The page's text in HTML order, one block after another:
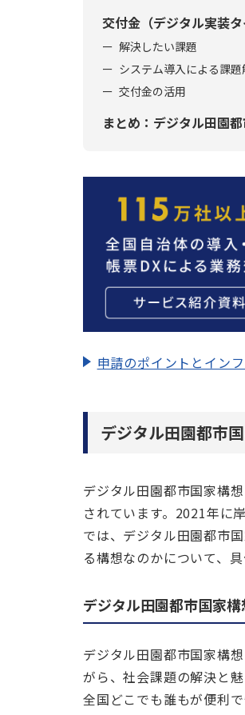
交付金（デジタル実装
解決したい課題
システム導入による課題
交付金の活用
まとめ：デジタル田園
申請のポイントとイン
デジタル田園都市
デジタル田園都市国家構
されています。2021年に
では、デジタル田園都市
る構想なのかについて、
デジタル田園都市国家
デジタル田園都市国家構
がら、社会課題の解決と
全国どこでも誰もが便利